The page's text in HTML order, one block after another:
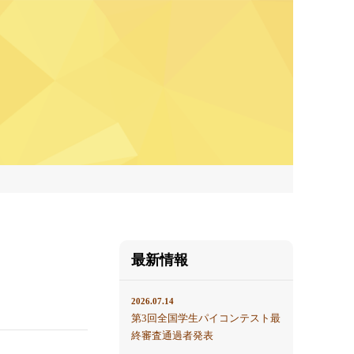
最新情報
2026.07.14
第3回全国学生パイコンテスト最
終審査通過者発表